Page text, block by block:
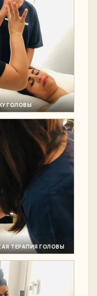
ГОЛОВЫ
ТЕРАПИЯ ГОЛОВЫ